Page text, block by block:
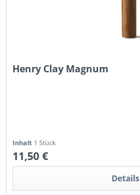
Henry Clay Magnum
Inhalt 1 Stück
11,50 €
Details